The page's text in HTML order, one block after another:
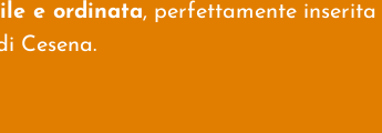
e ordinata, perfettamente inserita
Cesena.